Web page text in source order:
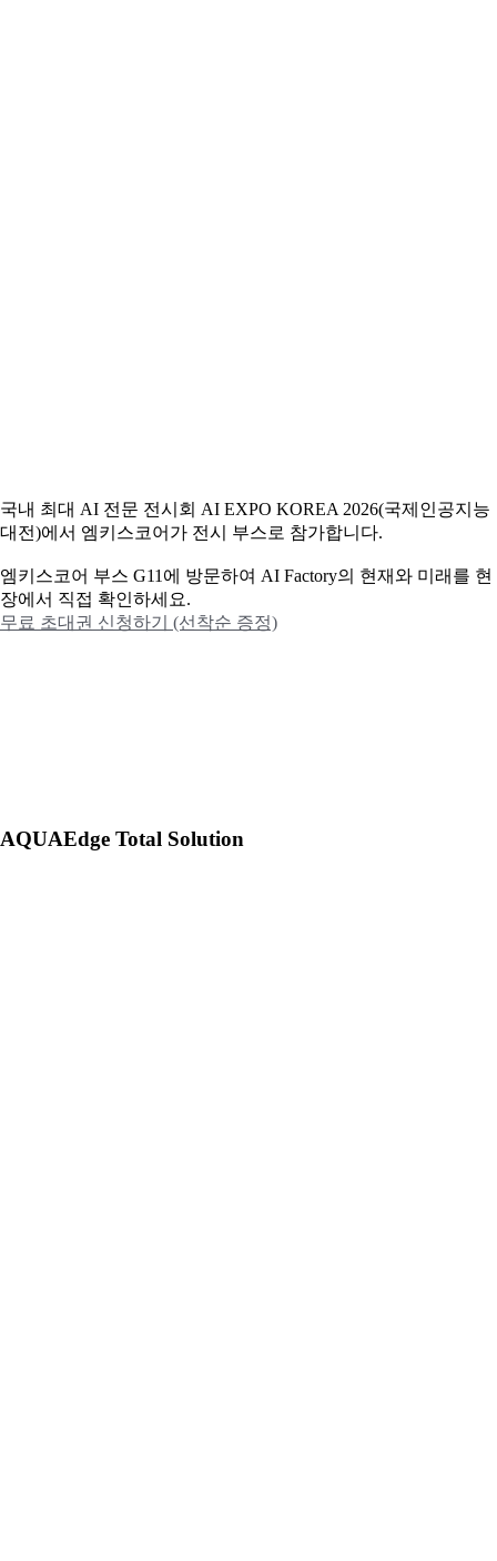
국내 최대 AI 전문 전시회 AI EXPO KOREA 2026(국제인공지능
대전)에서 엠키스코어가 전시 부스로 참가합니다.
엠키스코어 부스 G11에 방문하여 AI Factory의 현재와 미래를 현
장에서 직접 확인하세요.
무료 초대권 신청하기 (선착순 증정)
AQUAEdge Total Solution